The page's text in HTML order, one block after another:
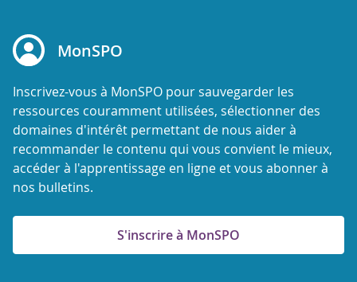
MonSPO
Inscrivez-vous à MonSPO pour sauvegarder les
ressources couramment utilisées, sélectionner des
domaines d'intérêt permettant de nous aider à
recommander le contenu qui vous convient le mieux,
accéder à l'apprentissage en ligne et vous abonner à
nos bulletins.
S'inscrire à MonSPO